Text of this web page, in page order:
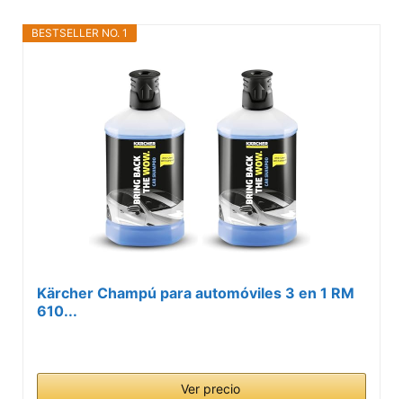
BESTSELLER NO. 1
Kärcher Champú para automóviles 3 en 1 RM
610...
Ver precio